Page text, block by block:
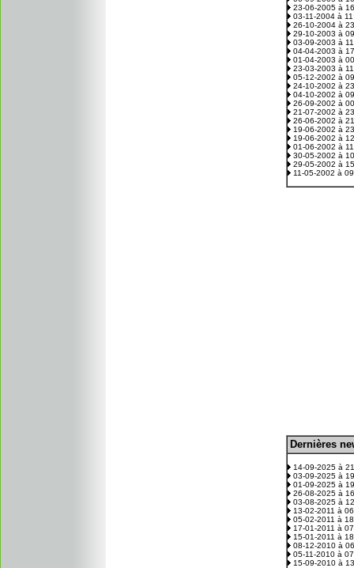
23-06-2005 à
03-11-2004 à
26-10-2004 à
29-10-2003 à
03-09-2003 à
04-04-2003 à
01-04-2003 à
23-03-2003 à
05-12-2002 à
24-10-2002 à
04-10-2002 à
26-09-2002 à
21-07-2002 à
26-06-2002 à
19-06-2002 à
19-06-2002 à
01-06-2002 à
30-05-2002 à
29-05-2002 à
11-05-2002 à
Dernières
14-09-2025 à
03-09-2025 à
01-09-2025 à
26-08-2025 à
03-08-2025 à
13-02-2011 à
05-02-2011 à
17-01-2011 à
15-01-2011 à
08-12-2010 à
05-11-2010 à
15-09-2010 à